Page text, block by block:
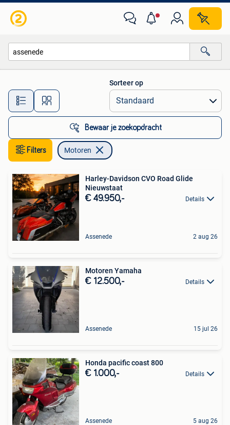
Alle afstanden…
Sorteer op
Bewaar je zoekopdracht
Filters Motoren
Harley-Davidson CVO Road Glide
Nieuwstaat
€ 49.950,- Details
Assenede 2 aug 26
Motoren Yamaha
€ 12.500,- Details
Assenede 15 jul 26
Honda pacific coast 800
€ 1.000,- Details
Assenede 5 aug 26